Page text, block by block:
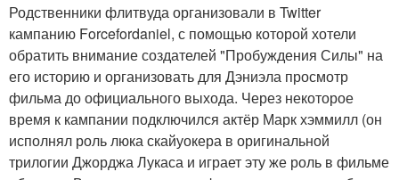
Родственники флитвуда организовали в Twitter
кампанию Forcefordaniel, с помощью которой хотели
обратить внимание создателей "Пробуждения Силы" на
его историю и организовать для Дэниэла просмотр
фильма до официального выхода. Через некоторое
время к кампании подключился актёр Марк хэммилл (он
исполнял роль люка скайуокера в оригинальной
трилогии Джорджа Лукаса и играет эту же роль в фильме